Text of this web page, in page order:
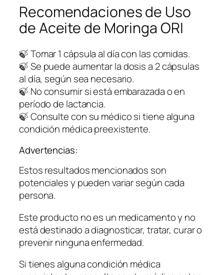
Recomendaciones de Uso
de Aceite de Moringa ORI
🍃 Tomar 1 cápsula al día con las comidas.
🍃 Se puede aumentar la dosis a 2 cápsulas
al día, según sea necesario.
🍃 No consumir si está embarazada o en
período de lactancia.
🍃 Consulte con su médico si tiene alguna
condición médica preexistente.
Advertencias:
Estos resultados mencionados son
potenciales y pueden variar según cada
persona.
Este producto no es un medicamento y no
está destinado a diagnosticar, tratar, curar o
prevenir ninguna enfermedad.
Si tienes alguna condición médica